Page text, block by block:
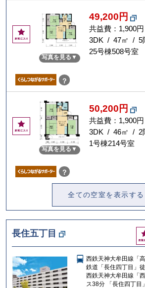
お
気
写真を見る
49,200円
共益費：1,900円
3DK / 47㎡ / 5
25号棟508号室
？
お
気
写真を見る
50,200円
共益費：1,900円
3DK / 46㎡ / 2
1号棟214号室
？
全ての空室を表示する
長住五丁目
お
気
入
り
西鉄天神大牟田線「
鉄道「長住四丁目」
西鉄天神大牟田線「
ス38分 「長住四丁目